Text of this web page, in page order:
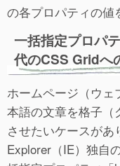
の各プロパティの値
一括指定プロパ
代のCSS Gridへ
ホームページ（ウェ
本語の文章を格子（
させたいケースが
Explorer（IE）独自